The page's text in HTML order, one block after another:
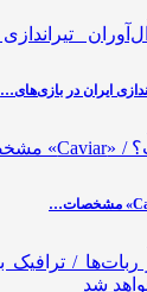
ایران در بازی‌های…